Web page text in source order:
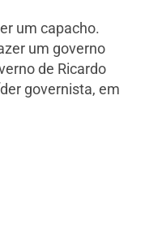
um capacho.
um governo
de Ricardo
governista, em